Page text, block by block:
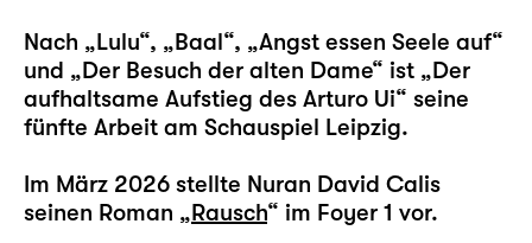
Nach „Lulu“, „Baal“, „Angst essen Seele auf“
und „Der Besuch der alten Dame“ ist „Der
aufhaltsame Aufstieg des Arturo Ui“ seine
fünfte Arbeit am Schauspiel Leipzig.
Im März 2026 stellte Nuran David Calis
seinen Roman „Rausch“ im Foyer 1 vor.